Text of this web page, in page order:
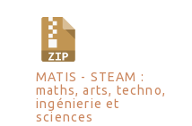
MATIS - STEAM :
maths, arts, techno,
ingénierie et
sciences